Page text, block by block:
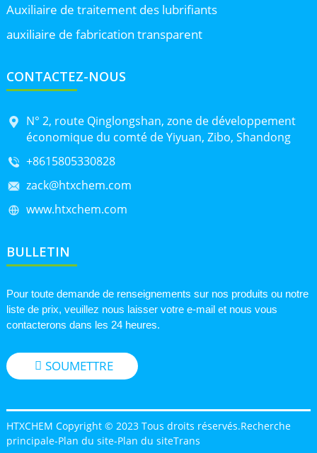
Auxiliaire de traitement des lubrifiants
auxiliaire de fabrication transparent
CONTACTEZ-NOUS
N° 2, route Qinglongshan, zone de développement
économique du comté de Yiyuan, Zibo, Shandong
+8615805330828
zack@htxchem.com
www.htxchem.com
BULLETIN
Pour toute demande de renseignements sur nos produits ou notre
liste de prix, veuillez nous laisser votre e-mail et nous vous
contacterons dans les 24 heures.
SOUMETTRE
HTXCHEM Copyright © 2023 Tous droits réservés.Recherche
principale-Plan du site-Plan du siteTrans